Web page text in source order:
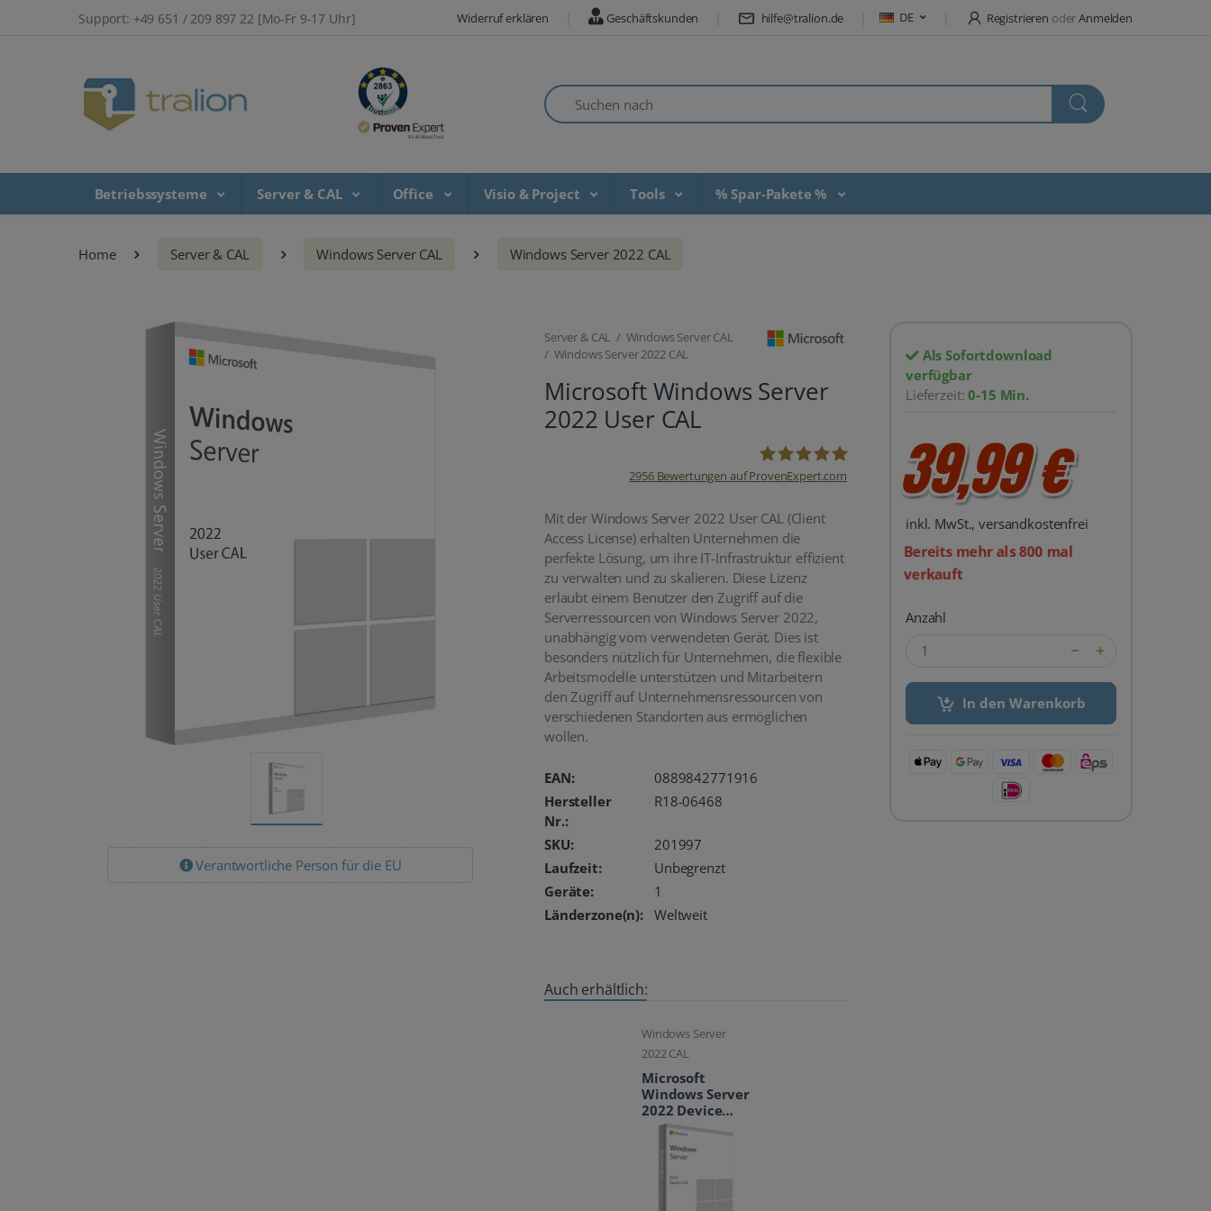
Support: +49 651 / 209 897 22 [Mo-Fr 9-17 Uhr] Widerruf erklären Geschäftskunden hilfe@tralion.de DE Registrieren oderAnmelden
Suchen nach
Betriebssysteme Server & CAL Office Visio & Project Tools % Spar-Pakete %
Home Server & CAL Windows Server CAL Windows Server 2022 CAL
Verantwortliche Person für die EU
Server & CAL / Windows Server CAL
/ Windows Server 2022 CAL
Microsoft Windows Server
2022 User CAL
oemhandel24 UG
2956Bewertungen auf ProvenExpert.com
Mit der Windows Server 2022 User CAL (Client
Access License) erhalten Unternehmen die
perfekte Lösung, um ihre IT-Infrastruktur effizient
zu verwalten und zu skalieren. Diese Lizenz
erlaubt einem Benutzer den Zugriff auf die
Serverressourcen von Windows Server 2022,
unabhängig vom verwendeten Gerät. Dies ist
besonders nützlich für Unternehmen, die flexible
Arbeitsmodelle unterstützen und Mitarbeitern
den Zugriff auf Unternehmensressourcen von
verschiedenen Standorten aus ermöglichen
wollen.
EAN:
0889842771916
Hersteller
Nr.:
R18-06468
SKU:
201997
Laufzeit:
Unbegrenzt
Geräte:
1
Länderzone(n):
Weltweit
Auch erhältlich:
Windows Server
2022 CAL
Microsoft
Windows Server
2022 Device
CAL
Als Sofortdownload
verfügbar
Lieferzeit:0-15 Min.
39,99 €
inkl. MwSt., versandkostenfrei
Bereits mehr als 800 mal
verkauft
Anzahl
In den Warenkorb